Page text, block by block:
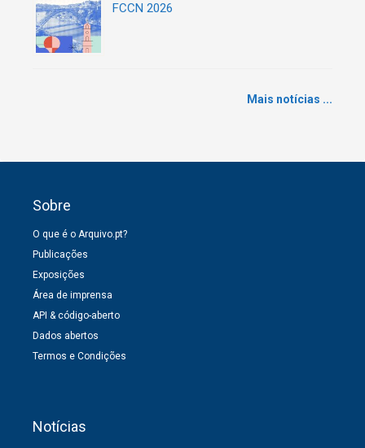
FCCN 2026
Mais notícias ...
Sobre
O que é o Arquivo.pt?
Publicações
Exposições
Área de imprensa
API & código-aberto
Dados abertos
Termos e Condições
Notícias